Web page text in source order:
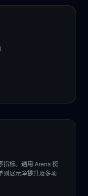
指标。通用 Arena 榜
则展示净提升及多项